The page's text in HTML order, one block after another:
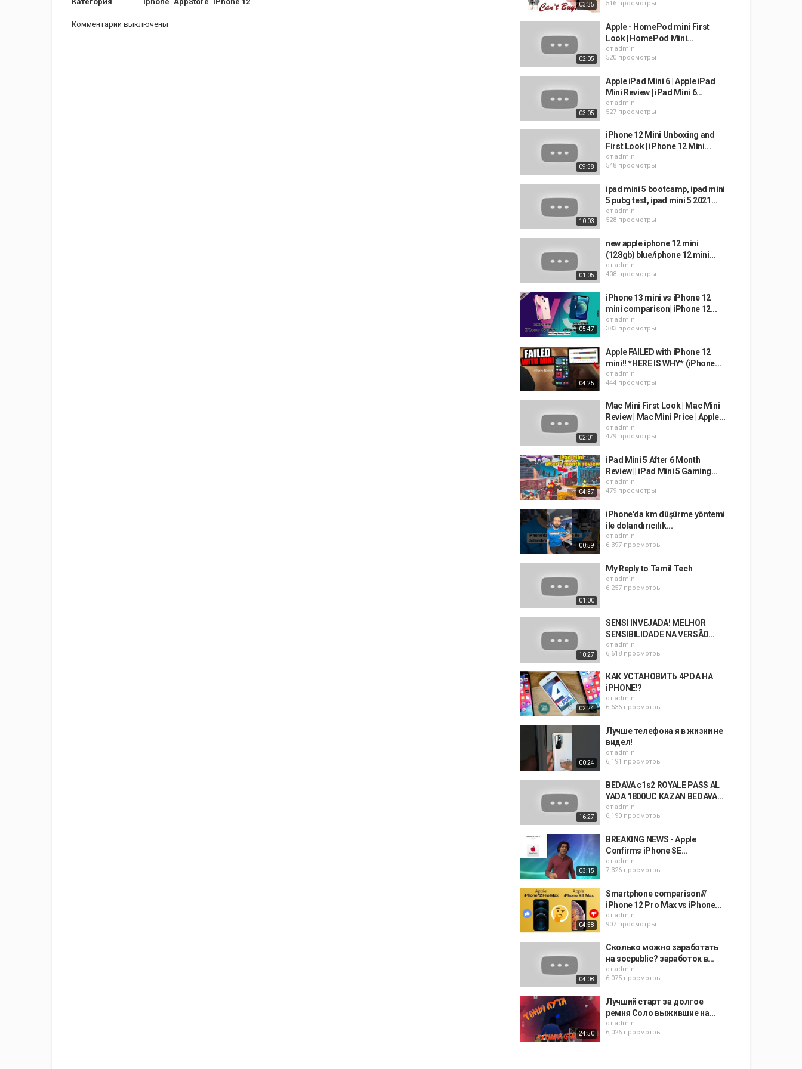
Комментарии выключены
03:35 516 просмотры
02:05
Apple - HomePod mini First
Look | HomePod Mini...
от admin
520 просмотры
03:05
Apple iPad Mini 6 | Apple iPad
Mini Review | iPad Mini 6...
от admin
527 просмотры
09:58
iPhone 12 Mini Unboxing and
First Look | iPhone 12 Mini...
от admin
548 просмотры
10:03
ipad mini 5 bootcamp, ipad mini
5 pubg test, ipad mini 5 2021...
от admin
528 просмотры
01:05
new apple iphone 12 mini
(128gb) blue/iphone 12 mini...
от admin
408 просмотры
05:47
iPhone 13 mini vs iPhone 12
mini comparison| iPhone 12...
от admin
383 просмотры
04:25
Apple FAILED with iPhone 12
mini!! *HERE IS WHY* (iPhone...
от admin
444 просмотры
02:01
Mac Mini First Look | Mac Mini
Review | Mac Mini Price | Apple...
от admin
479 просмотры
04:37
iPad Mini 5 After 6 Month
Review || iPad Mini 5 Gaming...
от admin
479 просмотры
00:59
iPhone'da km düşürme yöntemi
ile dolandırıcılık...
от admin
6,397 просмотры
01:00
My Reply to Tamil Tech
от admin
6,257 просмотры
10:27
SENSI INVEJADA! MELHOR
SENSIBILIDADE NA VERSÃO...
от admin
6,618 просмотры
02:24
КАК УСТАНОВИТЬ 4PDA НА
iPHONE!?
от admin
6,636 просмотры
00:24
Лучше телефона я в жизни не
видел!
от admin
6,191 просмотры
16:27
BEDAVA c1s2 ROYALE PASS AL
YADA 1800UC KAZAN BEDAVA...
от admin
6,190 просмотры
03:15
BREAKING NEWS - Apple
Confirms iPhone SE...
от admin
7,326 просмотры
04:58
Smartphone comparison///
iPhone 12 Pro Max vs iPhone...
от admin
907 просмотры
04:08
Сколько можно заработать
на socpublic? заработок в...
от admin
6,075 просмотры
24:50
Лучший старт за долгое
ремня Соло выжившие на...
от admin
6,026 просмотры